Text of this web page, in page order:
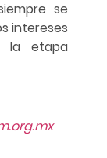
se
intereses
la etapa